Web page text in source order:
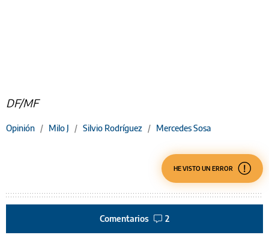
DF/MF
Opinión / Milo J / Silvio Rodríguez / Mercedes Sosa
HE VISTO UN ERROR
Comentarios 2